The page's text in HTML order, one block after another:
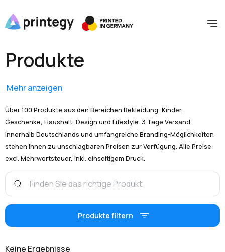
Produkte
Mehr anzeigen
Über 100 Produkte aus den Bereichen Bekleidung, Kinder,
Geschenke, Haushalt, Design und Lifestyle. 3 Tage Versand
innerhalb Deutschlands und umfangreiche Branding-Möglichkeiten
stehen Ihnen zu unschlagbaren Preisen zur Verfügung. Alle Preise
excl. Mehrwertsteuer, inkl. einseitigem Druck.
Produkte filtern
Keine Ergebnisse